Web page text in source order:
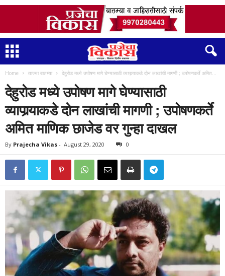
Home ताज्या बातम्या देहुरोड मध्ये उपोषण मागे घेण्यासाठी व्यापार्‍याकडे दोन लाखांची मागणी ; उपोषणकर्ते अमित...
देहुरोड मध्ये उपोषण मागे घेण्यासाठी
व्यापार्‍याकडे दोन लाखांची मागणी ; उपोषणकर्ते
अमित माणिक छाजेड वर गुन्हा दाखल
By Prajecha Vikas - August 29, 2020 0